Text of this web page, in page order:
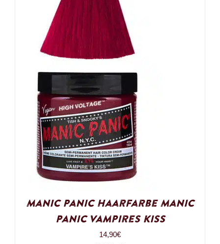
Manic Panic Haarfarbe Manic
Panic Vampires Kiss
14,90€